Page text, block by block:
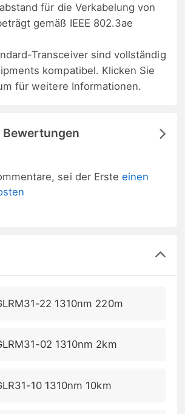
für die Verkabelung von
gemäß IEEE 802.3ae
Transceiver sind vollständig
kompatibel. Klicken Sie
für weitere Informationen.
sei der Ersteeinen
22 1310nm 220m
02 1310nm 2km
10 1310nm 10km